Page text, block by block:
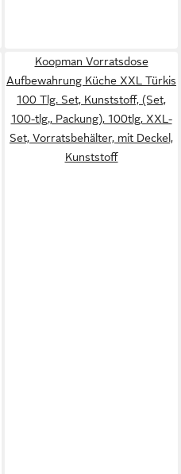
Koopman Vorratsdose
Aufbewahrung Küche XXL Türkis
100 Tlg. Set, Kunststoff, (Set,
100-tlg., Packung), 100tlg, XXL-
Set, Vorratsbehälter, mit Deckel,
Kunststoff